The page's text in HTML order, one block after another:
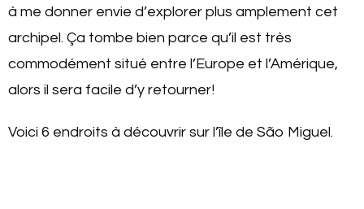
à me donner envie d’explorer plus amplement cet
archipel. Ça tombe bien parce qu’il est très
commodément situé entre l’Europe et l’Amérique,
alors il sera facile d’y retourner!
Voici 6 endroits à découvrir sur l’île de São Miguel.